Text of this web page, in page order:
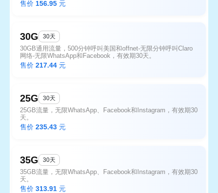
售价 156.95 元
30G 30天
30GB通用流量，500分钟呼叫美国和offnet-无限分钟呼叫Claro
网络-无限WhatsApp和Facebook，有效期30天。
售价 217.44 元
25G 30天
25GB流量，无限WhatsApp、Facebook和Instagram，有效期30
天。
售价 235.43 元
35G 30天
35GB流量，无限WhatsApp、Facebook和Instagram，有效期30
天。
售价 313.91 元